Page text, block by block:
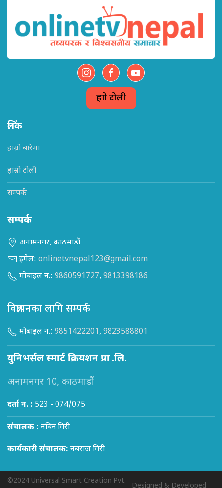
हाम्रो टोली
लिंक
हाम्रो बारेमा
हाम्रो टोली
सम्पर्क
सम्पर्क
अनामनगर, काठमाडौं
इमेल: onlinetvnepal123@gmail.com
मोबाइल न.: 9860591727, 9813398186
विज्ञापनका लागि सम्पर्क
मोबाइल न.: 9851422201, 9823588801
युनिभर्सल स्मार्ट क्रियशन प्रा .लि.
अनामनगर 10, काठमाडौं
दर्ता न. : 523 - 074/075
संचालक : नबिन गिरी
कार्यकारी संचालक: नबराज गिरी
©2024 Universal Smart Creation Pvt.
Designed & Developed